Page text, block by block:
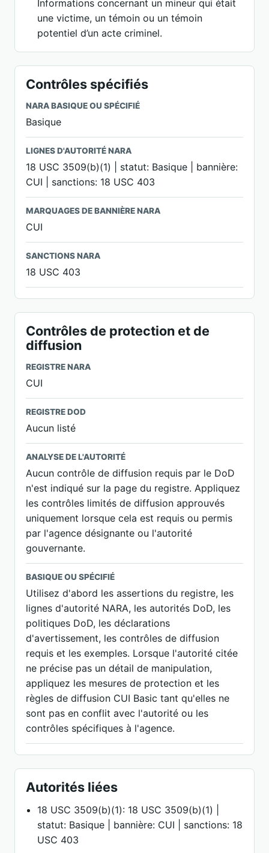
Informations concernant un mineur qui était
une victime, un témoin ou un témoin
potentiel d’un acte criminel.
Contrôles spécifiés
NARA BASIQUE OU SPÉCIFIÉ
Basique
LIGNES D'AUTORITÉ NARA
18 USC 3509(b)(1) | statut: Basique | bannière:
CUI | sanctions: 18 USC 403
MARQUAGES DE BANNIÈRE NARA
CUI
SANCTIONS NARA
18 USC 403
Contrôles de protection et de
diffusion
REGISTRE NARA
CUI
REGISTRE DOD
Aucun listé
ANALYSE DE L'AUTORITÉ
Aucun contrôle de diffusion requis par le DoD
n'est indiqué sur la page du registre. Appliquez
les contrôles limités de diffusion approuvés
uniquement lorsque cela est requis ou permis
par l'agence désignante ou l'autorité
gouvernante.
BASIQUE OU SPÉCIFIÉ
Utilisez d'abord les assertions du registre, les
lignes d'autorité NARA, les autorités DoD, les
politiques DoD, les déclarations
d'avertissement, les contrôles de diffusion
requis et les exemples. Lorsque l'autorité citée
ne précise pas un détail de manipulation,
appliquez les mesures de protection et les
règles de diffusion CUI Basic tant qu'elles ne
sont pas en conflit avec l'autorité ou les
contrôles spécifiques à l'agence.
Autorités liées
18 USC 3509(b)(1): 18 USC 3509(b)(1) |
statut: Basique | bannière: CUI | sanctions: 18
USC 403